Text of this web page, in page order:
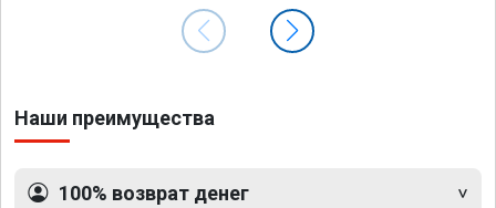
Наши преимущества
100% возврат денег